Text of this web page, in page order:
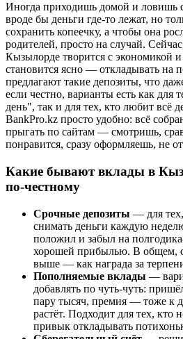
Иногда приходишь домой и ловишь
вроде бы деньги где-то лежат, но
сохранить копеечку, а чтобы она
родителей, просто на случай.
Кызылорде творится с экономикой
становится ясно — откладывать на
предлагают такие депозиты, что
если честно, варианты есть как для
день", так и для тех, кто любит всё
BankPro.kz просто удобно: всё
прыгать по сайтам — смотришь,
понравится, сразу оформляешь, не
Какие бывают вклады в
по-честному
Срочные депозиты — для
снимать деньги каждую
положил и забыл на
хорошей прибылью. В общем,
выше — как награда за
Пополняемые вклады —
добавлять по чуть-чуть:
пару тысяч, премия — тоже к
растёт. Подходит для тех, кто
привык откладывать